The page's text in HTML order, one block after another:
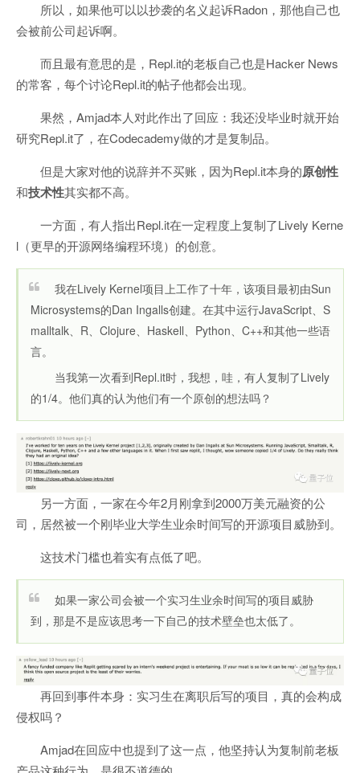
所以，如果他可以以抄袭的名义起诉Radon，那他自己也
会被前公司起诉啊。
而且最有意思的是，Repl.it的老板自己也是Hacker News
的常客，每个讨论Repl.it的帖子他都会出现。
果然，Amjad本人对此作出了回应：我还没毕业时就开始
研究Repl.it了，在Codecademy做的才是复制品。
但是大家对他的说辞并不买账，因为Repl.it本身的原创性
和技术性其实都不高。
一方面，有人指出Repl.it在一定程度上复制了Lively Kerne
l（更早的开源网络编程环境）的创意。
我在Lively Kernel项目上工作了十年，该项目最初由Sun
Microsystems的Dan Ingalls创建。在其中运行JavaScript、S
malltalk、R、Clojure、Haskell、Python、C++和其他一些语
言。
当我第一次看到Repl.it时，我想，哇，有人复制了Lively
的1/4。他们真的认为他们有一个原创的想法吗？
另一方面，一家在今年2月刚拿到2000万美元融资的公
司，居然被一个刚毕业大学生业余时间写的开源项目威胁到。
这技术门槛也着实有点低了吧。
如果一家公司会被一个实习生业余时间写的项目威胁
到，那是不是应该思考一下自己的技术壁垒也太低了。
再回到事件本身：实习生在离职后写的项目，真的会构成
侵权吗？
Amjad在回应中也提到了这一点，他坚持认为复制前老板